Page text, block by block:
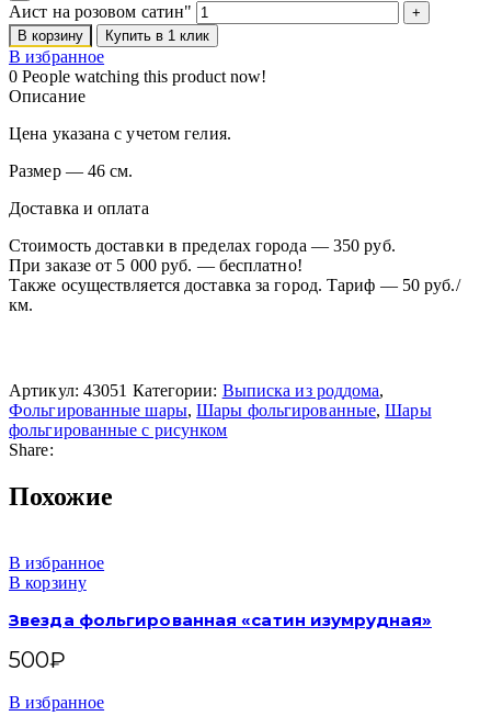
Аист на розовом сатин"
В корзину Купить в 1 клик
В избранное
0 People watching this product now!
Описание
Цена указана с учетом гелия.
Размер — 46 см.
Доставка и оплата
Стоимость доставки в пределах города — 350 руб.
При заказе от 5 000 руб. — бесплатно!
Также осуществляется доставка за город. Тариф — 50 руб./
км.
Артикул: 43051 Категории: Выписка из роддома,
Фольгированные шары, Шары фольгированные, Шары
фольгированные с рисунком
Share:
Похожие
В избранное
В корзину
Звезда фольгированная «сатин изумрудная»
500₽
В избранное